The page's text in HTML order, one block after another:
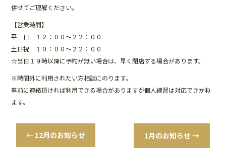
併せてご理解ください。
【営業時間】
平 日 １２：００～２２：００
土日祝 １０：００～２２：００
☆当日１９時以降に予約が無い場合は、早く閉店する場合があります。
※時間外に利用されたい方相談にのります。
事前に連絡頂ければ利用できる場合がありますが個人練習は対応できかね
ます。
← 12月のお知らせ 1月のお知らせ→